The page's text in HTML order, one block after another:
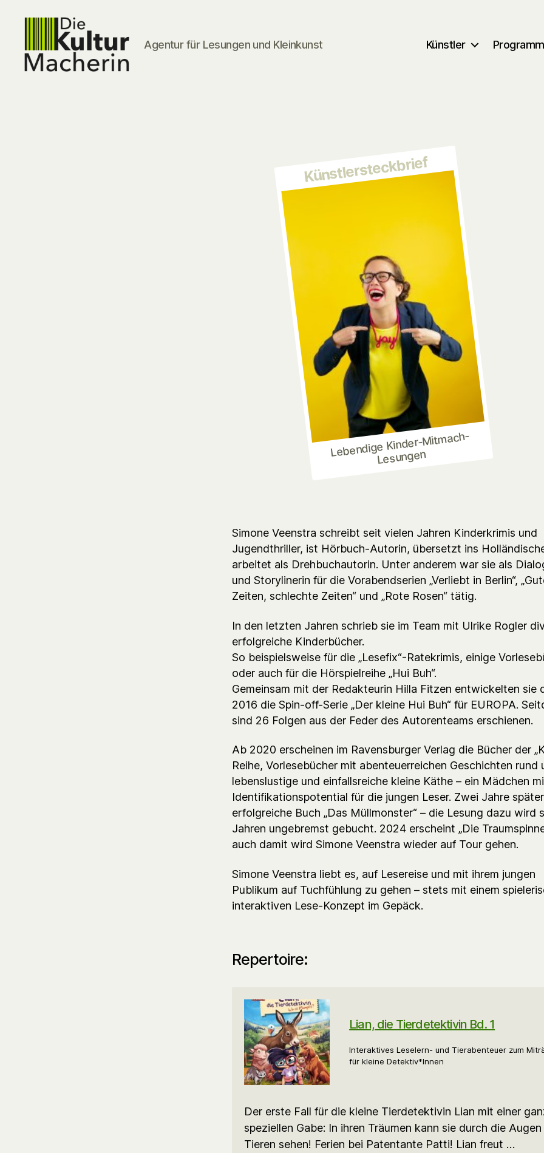
Agentur für Lesungen und Kleinkunst Künstler
Künstlersteckbrief
Lebendige Kinder-Mitmach-
Lesungen
Simone Veenstra schreibt seit vielen Jahren Kinderkrimis und
Jugendthriller, ist Hörbuch-Autorin, übersetzt ins
arbeitet als Drehbuchautorin. Unter anderem war sie als
und Storylinerin für die Vorabendserien „Verliebt in Berlin“,
Zeiten, schlechte Zeiten“ und „Rote Rosen“ tätig.
In den letzten Jahren schrieb sie im Team mit Ulrike Rogler
erfolgreiche Kinderbücher.
So beispielsweise für die „Lesefix“-Ratekrimis, einige
oder auch für die Hörspielreihe „Hui Buh“.
Gemeinsam mit der Redakteurin Hilla Fitzen entwickelten sie
2016 die Spin-off-Serie „Der kleine Hui Buh“ für EUROPA.
sind 26 Folgen aus der Feder des Autorenteams erschienen.
Ab 2020 erscheinen im Ravensburger Verlag die Bücher der
Reihe, Vorlesebücher mit abenteuerreichen Geschichten rund
lebenslustige und einfallsreiche kleine Käthe – ein Mädchen
Identifikationspotential für die jungen Leser. Zwei Jahre
erfolgreiche Buch „Das Müllmonster“ – die Lesung dazu wird
Jahren ungebremst gebucht. 2024 erscheint „Die
auch damit wird Simone Veenstra wieder auf Tour gehen.
Simone Veenstra liebt es, auf Lesereise und mit ihrem jungen
Publikum auf Tuchfühlung zu gehen – stets mit einem
interaktiven Lese-Konzept im Gepäck.
Repertoire:
Lian, die Tierdetektivin Bd. 1
Interaktives Leselern- und Tierabenteuer zum
für kleine Detektiv*Innen
Der erste Fall für die kleine Tierdetektivin Lian mit einer
speziellen Gabe: In ihren Träumen kann sie durch die
Tieren sehen! Ferien bei Patentante Patti! Lian freut …